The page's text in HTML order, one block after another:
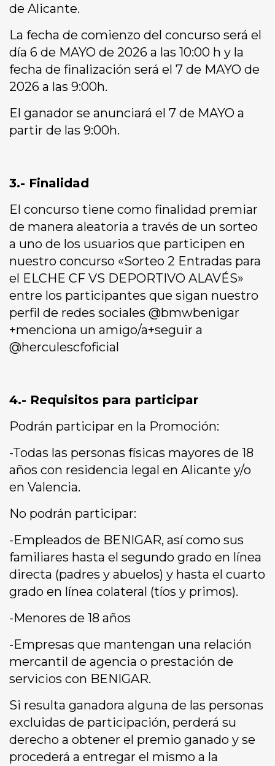
de Alicante.
La fecha de comienzo del concurso será el
día 6 de MAYO de 2026 a las 10:00 h y la
fecha de finalización será el 7 de MAYO de
2026 a las 9:00h.
El ganador se anunciará el 7 de MAYO a
partir de las 9:00h.
3.- Finalidad
El concurso tiene como finalidad premiar
de manera aleatoria a través de un sorteo
a uno de los usuarios que participen en
nuestro concurso «Sorteo 2 Entradas para
el ELCHE CF VS DEPORTIVO ALAVÉS»
entre los participantes que sigan nuestro
perfil de redes sociales @bmwbenigar
+menciona un amigo/a+seguir a
@herculescfoficial
4.- Requisitos para participar
Podrán participar en la Promoción:
-Todas las personas físicas mayores de 18
años con residencia legal en Alicante y/o
en Valencia.
No podrán participar:
-Empleados de BENIGAR, así como sus
familiares hasta el segundo grado en línea
directa (padres y abuelos) y hasta el cuarto
grado en línea colateral (tíos y primos).
-Menores de 18 años
-Empresas que mantengan una relación
mercantil de agencia o prestación de
servicios con BENIGAR.
Si resulta ganadora alguna de las personas
excluidas de participación, perderá su
derecho a obtener el premio ganado y se
procederá a entregar el mismo a la